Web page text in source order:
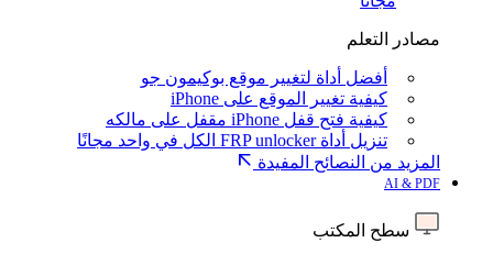
مصادر التعلم
أفضل أداة لتغيير موقع بوكيمون جو
كيفية تغيير الموقع على iPhone
كيفية فتح قفل iPhone مقفل على مالكه
تنزيل أداة FRP unlocker الكل في واحد مجانًا
المزيد من النصائح المفيدة
AI & PDF
سطح المكتب